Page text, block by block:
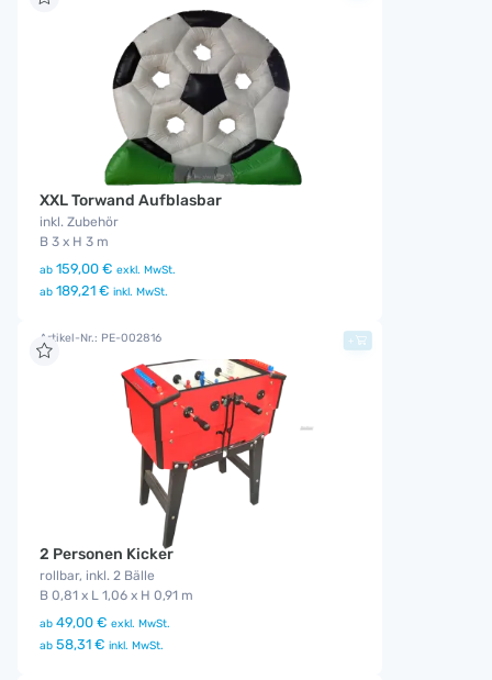
XXL Torwand Aufblasbar
inkl. Zubehör
B 3 x H 3 m
ab 159,00 € exkl. MwSt.
ab 189,21 € inkl. MwSt.
Artikel-Nr.: PE-002816
2 Personen Kicker
rollbar, inkl. 2 Bälle
B 0,81 x L 1,06 x H 0,91 m
ab 49,00 € exkl. MwSt.
ab 58,31 € inkl. MwSt.
+